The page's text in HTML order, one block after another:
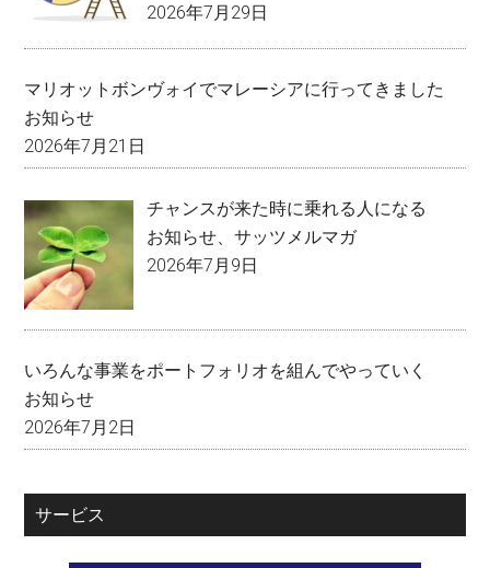
2026年7月29日
マリオットボンヴォイでマレーシアに行ってきました
お知らせ
2026年7月21日
チャンスが来た時に乗れる人になる
お知らせ 、サッツメルマガ
2026年7月9日
いろんな事業をポートフォリオを組んでやっていく
お知らせ
2026年7月2日
サービス